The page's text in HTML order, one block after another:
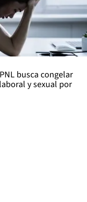
busca congelar
y sexual por